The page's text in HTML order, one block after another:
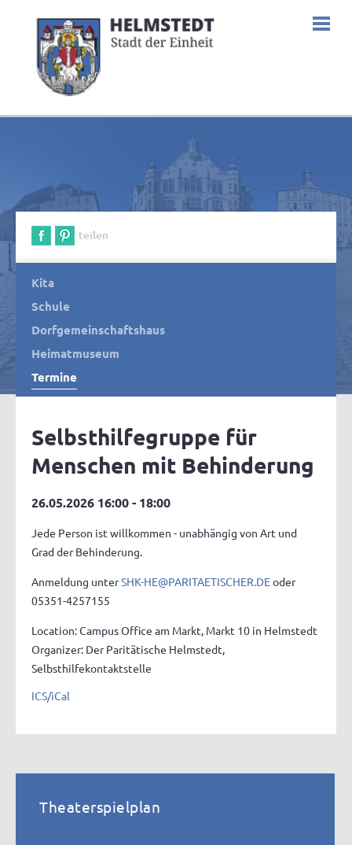
teilen
Kita
Schule
Dorfgemeinschaftshaus
Heimatmuseum
Termine
Selbsthilfegruppe für
Menschen mit Behinderung
26.05.2026 16:00 - 18:00
Jede Person ist willkommen - unabhängig von Art und
Grad der Behinderung.
Anmeldung unterSHK-HE@PARITAETISCHER.DE oder
05351-4257155
Location: Campus Office am Markt, Markt 10 in Helmstedt
Organizer: Der Paritätische Helmstedt,
Selbsthilfekontaktstelle
ICS/iCal
Theaterspielplan